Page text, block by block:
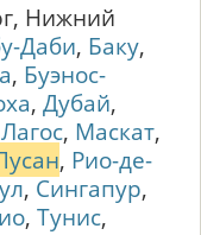
Нижний
Даби, Баку,
, Буэнос-
, Дубай,
Лагос, Маскат,
, Рио-де-
, Сингапур,
, Тунис,